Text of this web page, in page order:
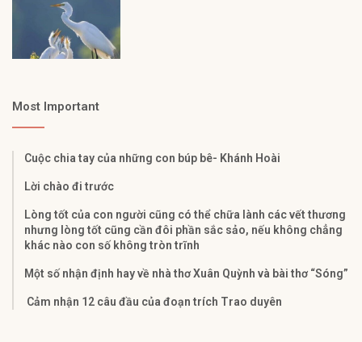
Most Important
Cuộc chia tay của những con búp bê- Khánh Hoài
Lời chào đi trước
Lòng tốt của con người cũng có thể chữa lành các vết thương
nhưng lòng tốt cũng cần đôi phần sắc sảo, nếu không chẳng
khác nào con số không tròn trĩnh
Một số nhận định hay về nhà thơ Xuân Quỳnh và bài thơ “Sóng”
Cảm nhận 12 câu đầu của đoạn trích Trao duyên